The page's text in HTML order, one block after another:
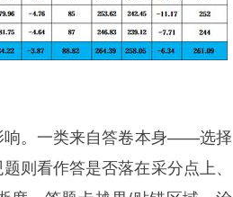
响。一类来自答卷本身——选择
则看作答是否落在采分点上、